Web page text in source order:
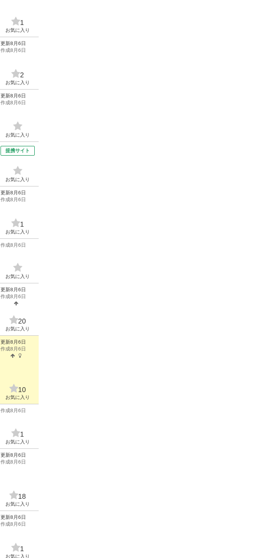
1
お気に入り
更新8月6日
作成8月6日
2
お気に入り
更新8月6日
作成8月6日
お気に入り
提携サイト
お気に入り
更新8月6日
作成8月6日
1
お気に入り
作成8月6日
お気に入り
更新8月6日
作成8月6日
20
お気に入り
更新8月6日
作成8月6日
10
お気に入り
作成8月6日
1
お気に入り
更新8月6日
作成8月6日
18
お気に入り
更新8月6日
作成8月6日
1
お気に入り